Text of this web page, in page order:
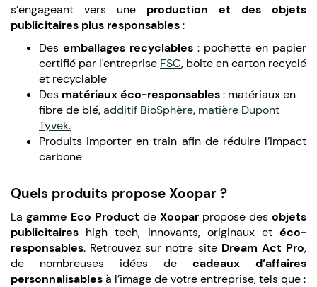
s’engageant vers une production et des objets
publicitaires plus responsables:
Des emballages recyclables : pochette en papier
certifié par l'entreprise FSC, boite en carton recyclé
et recyclable
Des matériaux éco-responsables: matériaux en
fibre de blé,additif BioSphère, matière Dupont
Tyvek.
Produits importer en train afin de réduire l’impact
carbone
Quels produits propose Xoopar ?
La gamme Eco Product de Xoopar propose des objets
publicitaires high tech, innovants, originaux et éco-
responsables. Retrouvez sur notre site Dream Act Pro,
de nombreuses idées de cadeaux d’affaires
personnalisablesà l’image de votre entreprise, tels que :